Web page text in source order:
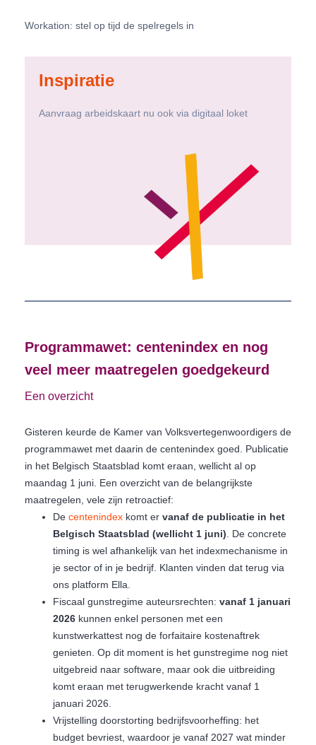
Workation: stel op tijd de spelregels in
Inspiratie
Aanvraag arbeidskaart nu ook via digitaal loket
Programmawet: centenindex en nog
veel meer maatregelen goedgekeurd
Een overzicht
Gisteren keurde de Kamer van Volksvertegenwoordigers de
programmawet met daarin de centenindex goed. Publicatie
in het Belgisch Staatsblad komt eraan, wellicht al op
maandag 1 juni. Een overzicht van de belangrijkste
maatregelen, vele zijn retroactief:
De centenindex komt er vanaf de publicatie in het
Belgisch Staatsblad (wellicht 1 juni) . De concrete
timing is wel afhankelijk van het indexmechanisme in
je sector of in je bedrijf. Klanten vinden dat terug via
ons platform Ella.
Fiscaal gunstregime auteursrechten: vanaf 1 januari
2026 kunnen enkel personen met een
kunstwerkattest nog de forfaitaire kostenaftrek
genieten. Op dit moment is het gunstregime nog niet
uitgebreid naar software, maar ook die uitbreiding
komt eraan met terugwerkende kracht vanaf 1
januari 2026.
Vrijstelling doorstorting bedrijfsvoorheffing: het
budget bevriest, waardoor je vanaf 2027 wat minder